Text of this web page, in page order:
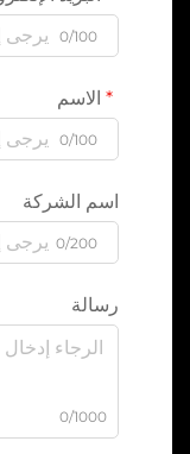
0/100
الاسم
0/100
اسم الشركة
0/200
رسالة
0/1000